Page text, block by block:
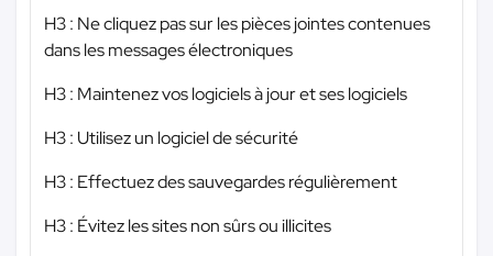
H3 : Ne cliquez pas sur les pièces jointes contenues
dans les messages électroniques
H3 : Maintenez vos logiciels à jour et ses logiciels
H3 : Utilisez un logiciel de sécurité
H3 : Effectuez des sauvegardes régulièrement
H3 : Évitez les sites non sûrs ou illicites